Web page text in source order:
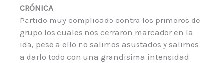
CRÓNICA
Partido muy complicado contra los primeros de
grupo los cuales nos cerraron marcador en la
ida, pese a ello no salimos asustados y salimos
a darlo todo con una grandisima intensidad